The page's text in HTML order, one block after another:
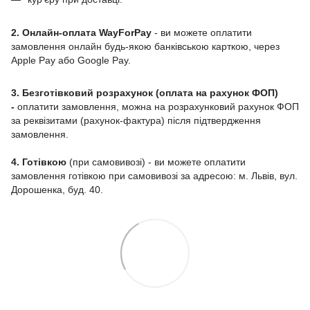
2. Онлайн-оплата WayForPay - ви можете оплатити
замовлення онлайн будь-якою банківською карткою, через
Apple Pay або Google Pay.
3. Безготівковий розрахунок (оплата на рахунок ФОП)
- оплатити замовлення, можна на розрахунковий рахунок ФОП
за реквізитами (рахунок-фактура) після підтвердження
замовлення.
4. Готівкою (при самовивозі) - ви можете оплатити
замовлення готівкою при самовивозі за адресою: м. Львів, вул.
Дорошенка, буд. 40.